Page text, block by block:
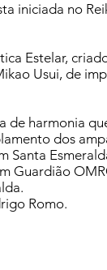
iniciada no
Estelar,
Usui, de
de harmonia
dos
Guardião
Romo.